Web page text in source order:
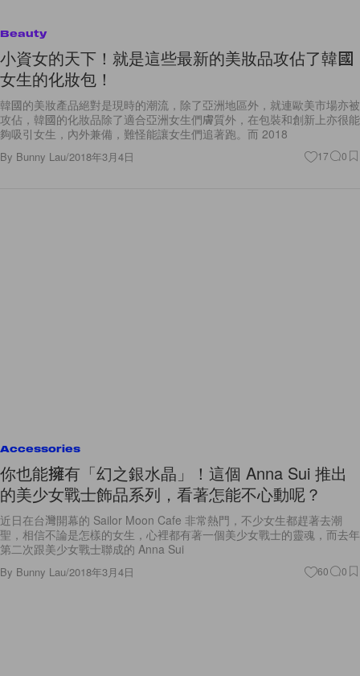
Beauty
小資女的天下！就是這些最新的美妝品攻佔了韓國
女生的化妝包！
韓國的美妝產品絕對是現時的潮流，除了亞洲地區外，就連歐美市場亦被
攻佔，韓國的化妝品除了適合亞洲女生們膚質外，在包裝和創新上亦很能
夠吸引女生，內外兼備，難怪能讓女生們追著跑。而 2018
By Bunny Lau/2018年3月4日 17 0
Accessories
你也能擁有「幻之銀水晶」！這個 Anna Sui 推出
的美少女戰士飾品系列，看著怎能不心動呢？
近日在台灣開幕的 Sailor Moon Cafe 非常熱門，不少女生都趕著去潮
聖，相信不論是怎樣的女生，心裡都有著一個美少女戰士的靈魂，而去年
第二次跟美少女戰士聯成的 Anna Sui
By Bunny Lau/2018年3月4日 60 0